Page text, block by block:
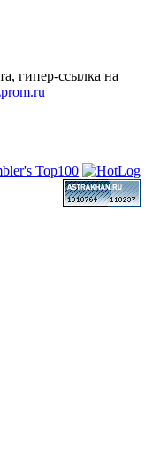
гипер-ссылка на